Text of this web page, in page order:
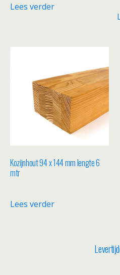
Lees verder
Kozijnhout 94 x 144 mm lengte 6
mtr
Lees verder